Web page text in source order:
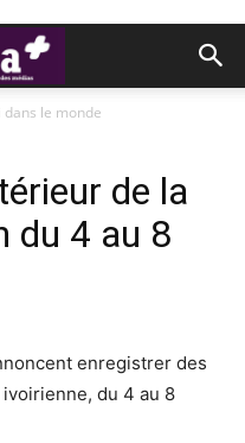
le monde
de la
du 4 au 8
enregistrer des
du 4 au 8